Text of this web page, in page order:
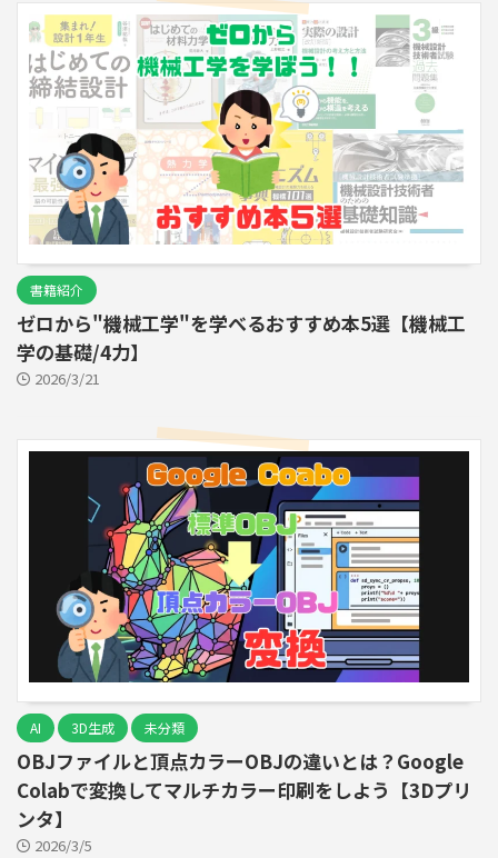
書籍紹介
ゼロから"機械工学"を学べるおすすめ本5選【機械工
学の基礎/4力】
2026/3/21
AI 3D生成 未分類
OBJファイルと頂点カラーOBJの違いとは？Google
Colabで変換してマルチカラー印刷をしよう【3Dプリ
ンタ】
2026/3/5